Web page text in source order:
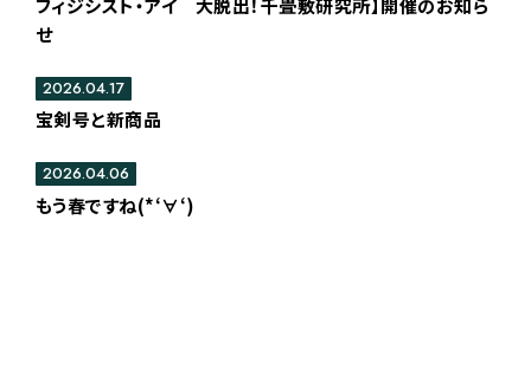
フィジシスト・アイ 大脱出！千畳敷研究所】開催のお知ら
せ
宝剣号と新商品
2026.04.17
もう春ですね(*‘∀‘)
2026.04.06